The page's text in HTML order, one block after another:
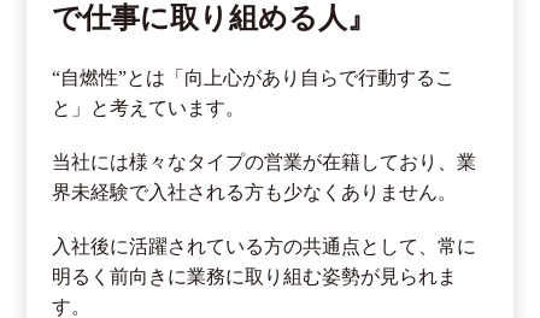
で仕事に取り組める人』
“自燃性”とは「向上心があり自らで行動するこ
と」と考えています。
当社には様々なタイプの営業が在籍しており、業
界未経験で入社される方も少なくありません。
入社後に活躍されている方の共通点として、常に
明るく前向きに業務に取り組む姿勢が見られま
す。